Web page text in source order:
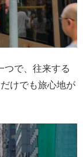
つで、往来する
けでも旅心地が